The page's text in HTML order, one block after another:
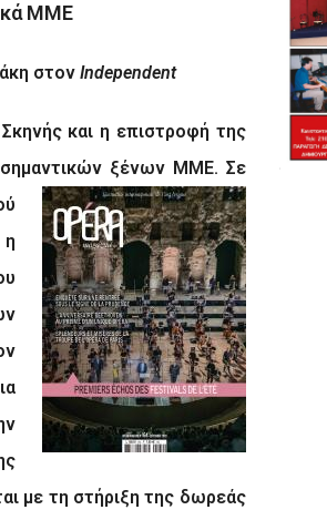
ΜΜΕ
στον Independent
Σκηνής και η επιστροφή της
σημαντικών ξένων ΜΜΕ. Σε
η
με τη στήριξη της δωρεάς